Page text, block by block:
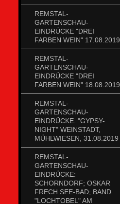
REMSTAL-
GARTENSCHAU-
EINDRÜCKE "DREI
FARBEN WEIN" 17.08.2019
REMSTAL-
GARTENSCHAU-
EINDRÜCKE "DREI
FARBEN WEIN" 18.08.2019
REMSTAL-
GARTENSCHAU-
EINDRÜCKE: "GYPSY-
NIGHT" WEINSTADT,
MÜHLWIESEN, 31.08.2019
REMSTAL-
GARTENSCHAU-
EINDRÜCKE:
SCHORNDORF; OSKAR
FRECH SEE-BAD; BAND
"LOCHTOBEL" AM